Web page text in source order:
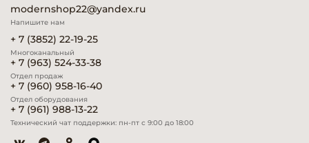
modernshop22@yandex.ru
Напишите нам
+ 7 (3852) 22-19-25
Многоканальный
+ 7 (963) 524-33-38
Отдел продаж
+ 7 (960) 958-16-40
Отдел оборудования
+ 7 (961) 988-13-22
Технический чат поддержки: пн-пт с 9:00 до 18:00